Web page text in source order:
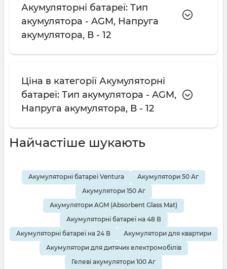
Акумуляторні батареї: Тип
акумулятора - AGM, Напруга
акумулятора, В - 12
Ціна в категорії Акумуляторні
батареї: Тип акумулятора - AGM,
Напруга акумулятора, В - 12
Найчастіше шукають
Акумуляторні батареї Ventura
Акумулятори 50 Аг
Акумулятори 150 Аг
Акумулятори AGM (Absorbent Glass Mat)
Акумуляторні батареї на 48 В
Акумуляторні батареї на 24 В
Акумулятори для квартири
Акумулятори для дитячих електромобілів
Гелеві акумулятори 100 Аг